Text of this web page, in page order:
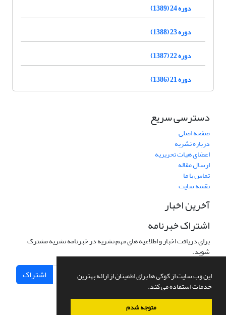
این وب سایت از کوکی ها برای اطمینان از ارائه بهترین
خدمات استفاده می کند.
متوجه شدم
دوره 24 (1389)
دوره 23 (1388)
دوره 22 (1387)
دوره 21 (1386)
دسترسی سریع
صفحه اصلی
درباره نشریه
اعضای هیات تحریریه
ارسال مقاله
تماس با ما
نقشه سایت
آخرین اخبار
اشتراک خبرنامه
برای دریافت اخبار و اطلاعیه های مهم نشریه در خبرنامه نشریه مشترک
شوید.
اشتراک